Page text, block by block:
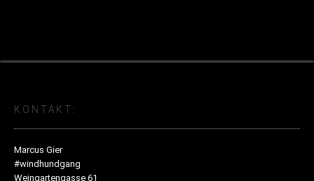
KONTAKT:
Marcus Gier
#windhundgang
Weingartengasse 61